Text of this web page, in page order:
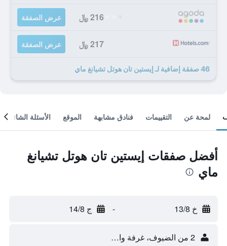
216 ﷼ عرض الصفقة
217 ﷼ عرض الصفقة
46 صفقة إضافية لـ إيستين تان هوتل تشيانغ ماي
لمحة عن التقييمات فنادق مشابهة الموقع الأسئلة الشائعة
أفضل صفقات إيستين تان هوتل تشيانغ
ماي
خ 13/8 - ج 14/8
2 من الضيوف، غرفة واحدة